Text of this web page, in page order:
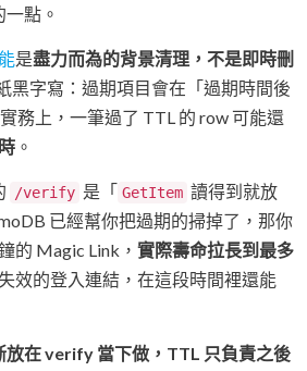
點。
是盡力而為的背景清理，不是即時刪
黑字寫：過期項目會在「過期時間後
務上，一筆過了 TTL 的 row 可能還
。
/verify 是「 GetItem 讀得到就放
已經幫你把過期的掃掉了，那你
的 Magic Link， 實際壽命拉長到最多
效的登入連結，在這段時間裡還能
放在 verify 當下做，TTL 只負責之後